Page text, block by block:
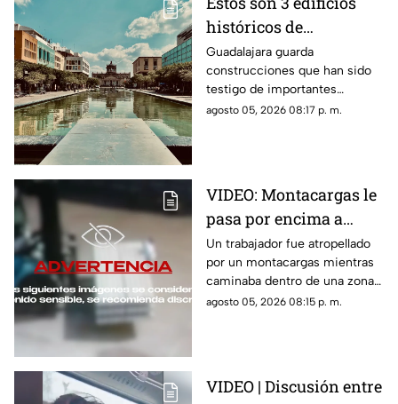
históricos de
Guadalajara que tienes
que conocer al menos
una vez
Guadalajara guarda
construcciones que han sido
testigo de importantes
momentos de la historia de la
agosto 05, 2026 08:17 p. m.
VIDEO: Montacargas le
pasa por encima a
trabajador dentro de
una bodega
Un trabajador fue atropellado
por un montacargas mientras
caminaba dentro de una zona
de trabajo; cámaras de
agosto 05, 2026 08:15 p. m.
VIDEO | Discusión entre